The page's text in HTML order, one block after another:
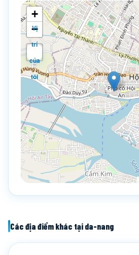
+
−
Vị
trí
của
tôi
Các địa điểm khác tại da-nang